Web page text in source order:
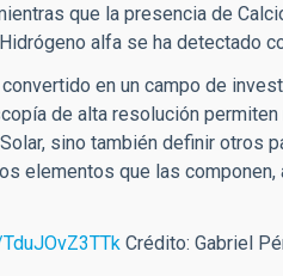
que la presencia de
alfa se ha detectado
en un campo de
de alta resolución
sino también definir otros
elementos que las
Crédito: Gabriel